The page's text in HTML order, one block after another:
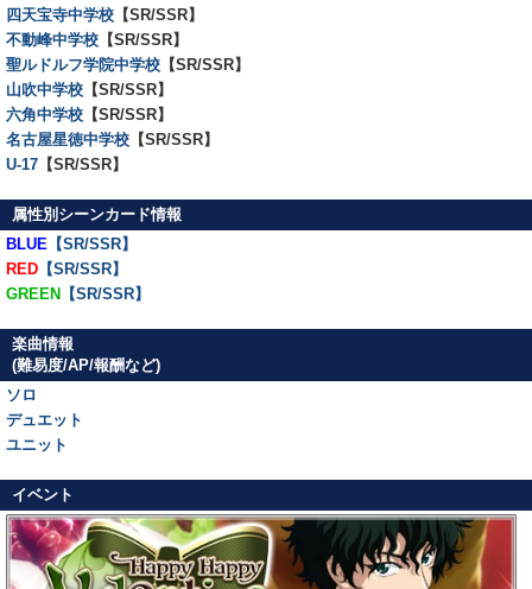
四天宝寺中学校 【SR/SSR】
不動峰中学校 【SR/SSR】
聖ルドルフ学院中学校 【SR/SSR】
山吹中学校 【SR/SSR】
六角中学校 【SR/SSR】
名古屋星徳中学校 【SR/SSR】
U-17 【SR/SSR】
属性別シーンカード情報
BLUE 【SR/SSR】
RED 【SR/SSR】
GREEN 【SR/SSR】
楽曲情報
(難易度/AP/報酬など)
ソロ
デュエット
ユニット
イベント